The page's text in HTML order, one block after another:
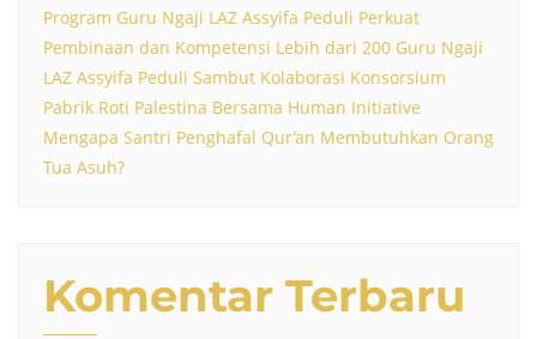
Program Guru Ngaji LAZ Assyifa Peduli Perkuat
Pembinaan dan Kompetensi Lebih dari 200 Guru Ngaji
LAZ Assyifa Peduli Sambut Kolaborasi Konsorsium
Pabrik Roti Palestina Bersama Human Initiative
Mengapa Santri Penghafal Qur’an Membutuhkan Orang
Tua Asuh?
Komentar Terbaru